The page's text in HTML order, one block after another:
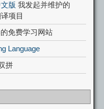
版 我发起并维护的
项目
免费学习网站
Language
拼